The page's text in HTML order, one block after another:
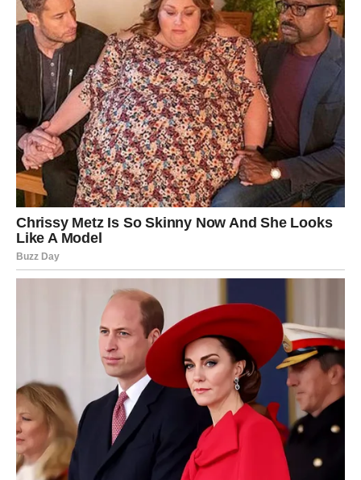
Šta donosi nedelja?
Veliko iznenađenje.
Povoljan razvoj na poslu.
Flert i nova emocionalna iskustva.
Rešenje problema koji vas muči dugo.
Vodolije slobodne ulaze u vrlo zanimljiv period — neko
vas posmatra i sprema se da priđe.
Prihvatite neplanirano — tu se krije čudo.
Nedelja intuicije, dubokih emocija i duhovne snage
Ribe ulaze u najmističniju nedelju ovog meseca. Bićete
osetljiviji, ali i mudriji. Ljubav dobija novu dimenziju, a